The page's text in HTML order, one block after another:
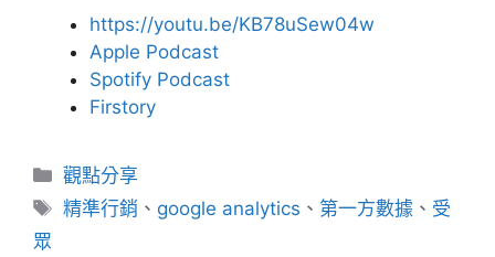
https://youtu.be/KB78uSew04w
Apple Podcast
Spotify Podcast
Firstory
分
類
觀點分享
標
精準行銷 、 google analytics 、 第一方數據 、 受
眾